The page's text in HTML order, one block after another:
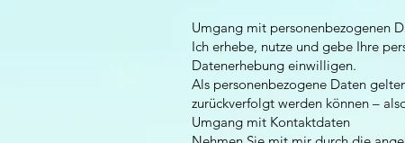
Umgang mit personenbezogenen
Ich erhebe, nutze und gebe Ihre
Datenerhebung einwilligen.
Als personenbezogene Daten
zurückverfolgt werden können –
Umgang mit Kontaktdaten